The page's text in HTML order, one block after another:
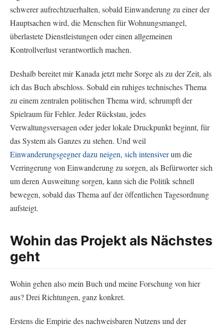
schwerer aufrechtzuerhalten, sobald Einwanderung zu einer der
Hauptsachen wird, die Menschen für Wohnungsmangel,
überlastete Dienstleistungen oder einen allgemeinen
Kontrollverlust verantwortlich machen.
Deshalb bereitet mir Kanada jetzt mehr Sorge als zu der Zeit, als
ich das Buch abschloss. Sobald ein ruhiges technisches Thema
zu einem zentralen politischen Thema wird, schrumpft der
Spielraum für Fehler. Jeder Rückstau, jedes
Verwaltungsversagen oder jeder lokale Druckpunkt beginnt, für
das System als Ganzes zu stehen. Und weil
Einwanderungsgegner dazu neigen, sich intensiverum die
Verringerung von Einwanderung zu sorgen, als Befürworter sich
um deren Ausweitung sorgen, kann sich die Politik schnell
bewegen, sobald das Thema auf der öffentlichen Tagesordnung
aufsteigt.
Wohin das Projekt als Nächstes
geht
Wohin gehen also mein Buch und meine Forschung von hier
aus? Drei Richtungen, ganz konkret.
Erstens die Empirie des nachweisbaren Nutzens und der